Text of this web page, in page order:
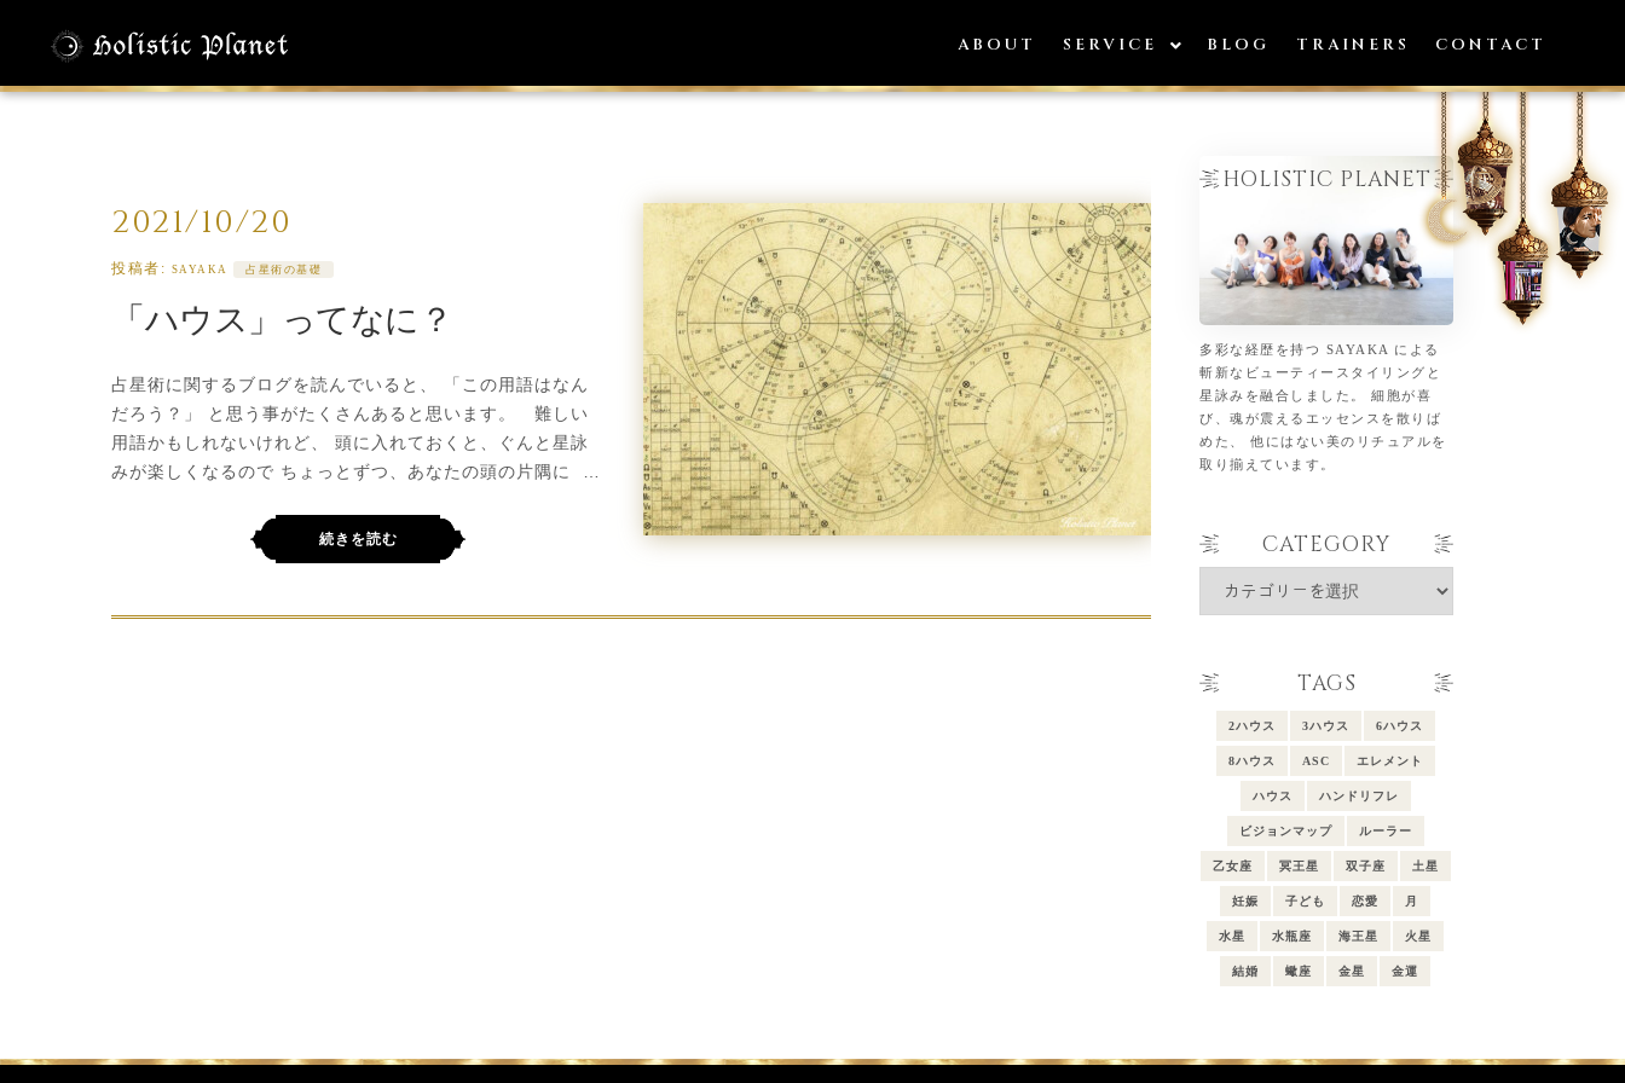
ABOUT SERVICE BLOG TRAINERS CONTACT
タグアーカイブ:
2021/10/20
投稿者: SAYAKA 占星術の基礎
「ハウス」ってなに？
占星術に関するブログを読んでいると、 「この用語はなん
だろう？」 と思う事がたくさんあると思います。 難しい
用語かもしれないけれど、 頭に入れておくと、ぐんと星詠
みが楽しくなるので ちょっとずつ、あなたの頭の片隅に …
続きを読む
HOLISTIC PLANET
多彩な経歴を持つ SAYAKA による
斬新なビューティースタイリングと
星詠みを融合しました。 細胞が喜
び、魂が震えるエッセンスを散りば
めた、 他にはない美のリチュアルを
取り揃えています。
CATEGORY
Category
TAGS
2ハウス 3ハウス 6ハウス
8ハウス ASC エレメント
ハウス ハンドリフレ
ビジョンマップ ルーラー
乙女座 冥王星 双子座 土星
妊娠 子ども 恋愛 月
水星 水瓶座 海王星 火星
結婚 蠍座 金星 金運